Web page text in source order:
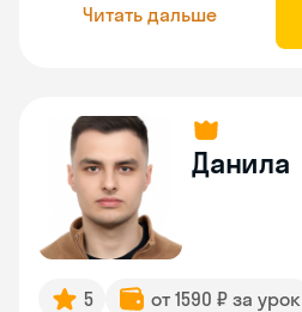
Читать дальше
Данила
5 от 1590 ₽ за урок